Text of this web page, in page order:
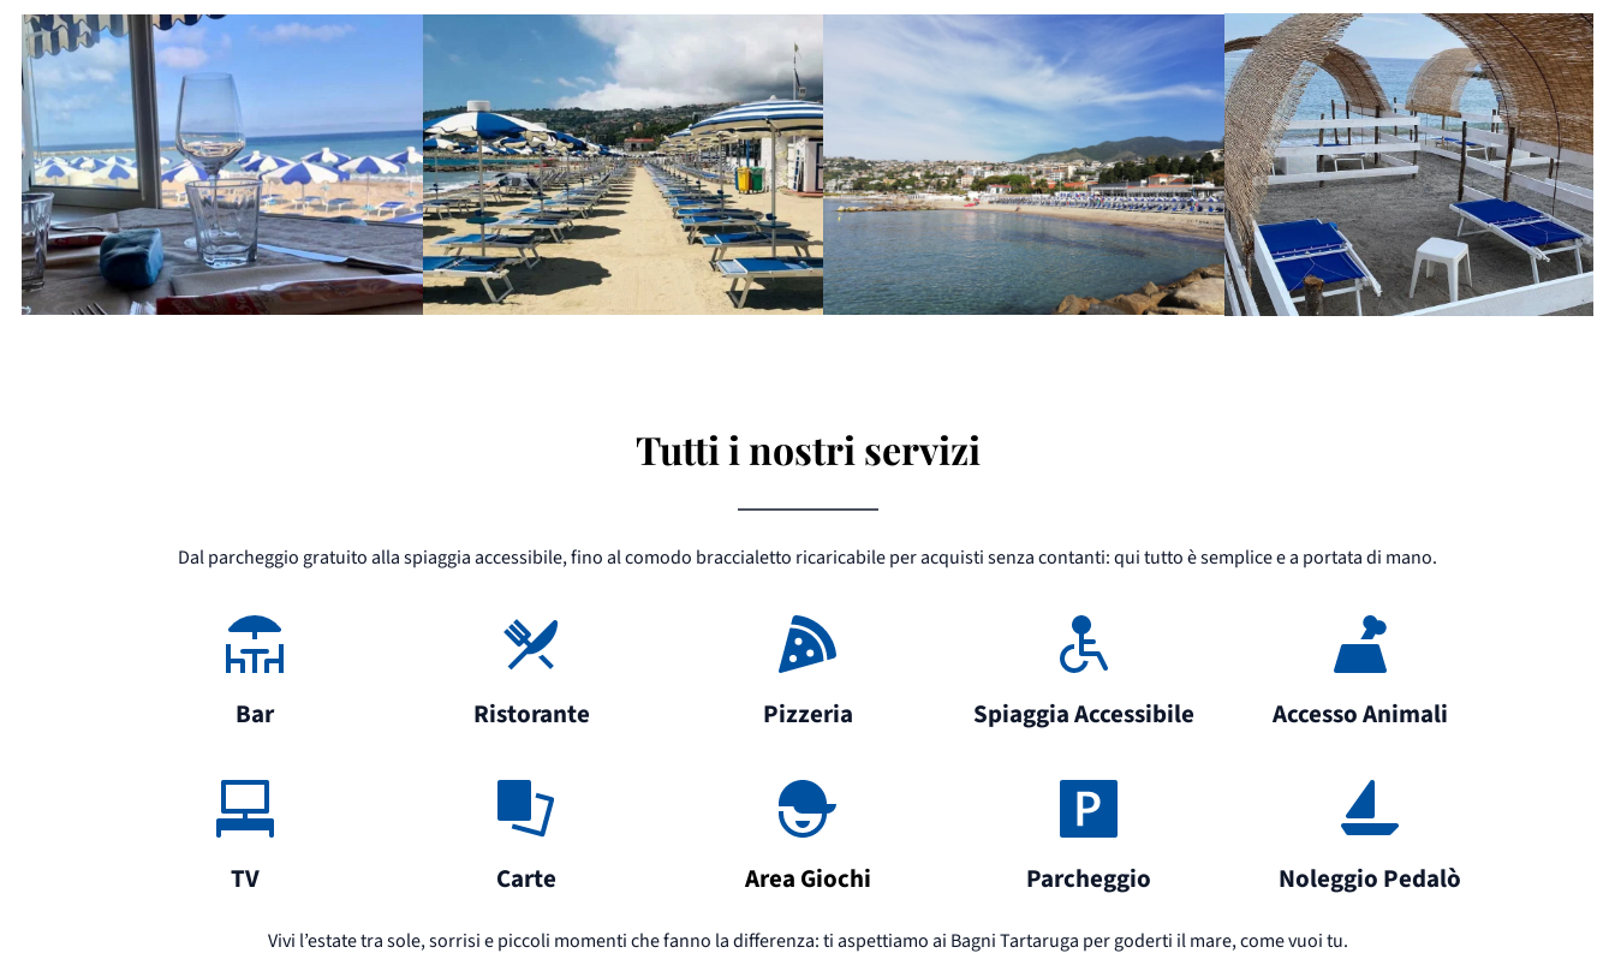
Tutti i nostri servizi
Dal parcheggio gratuito alla spiaggia accessibile, fino al comodo braccialetto ricaricabile per acquisti senza contanti: qui tutto è semplice e a portata di mano.
Bar Ristorante Pizzeria Spiaggia Accessibile Accesso Animali
TV Carte Area Giochi Parcheggio Noleggio Pedalò
Vivi l’estate tra sole, sorrisi e piccoli momenti che fanno la differenza: ti aspettiamo ai Bagni Tartaruga per goderti il mare, come vuoi tu.